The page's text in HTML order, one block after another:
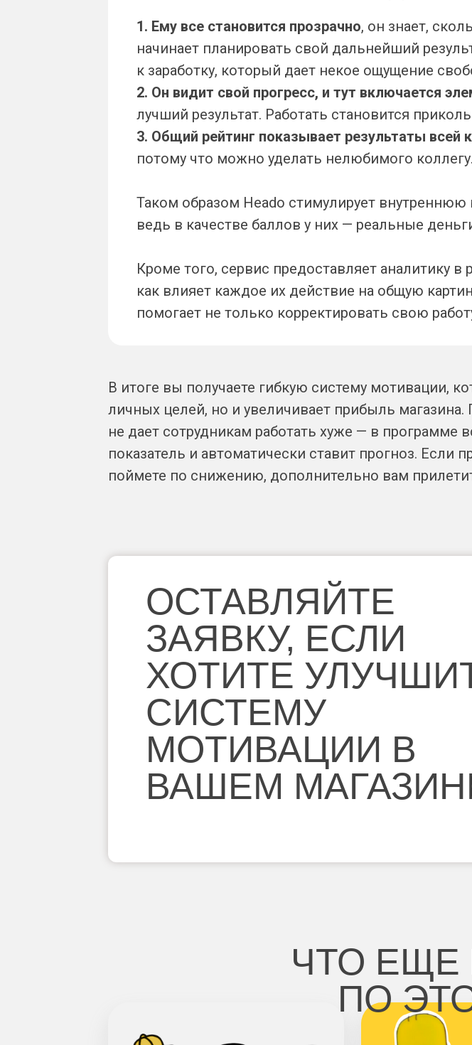
1. Ему все становится прозрачно, он знает,
начинает планировать свой дальнейший
к заработку, который дает некое ощущение
2. Он видит свой прогресс, и тут включается
лучший результат. Работать становится
3. Общий рейтинг показывает результаты всей
потому что можно уделать нелюбимого коллегу.
Таком образом Heado стимулирует
ведь в качестве баллов у них — реальные
Кроме того, сервис предоставляет аналитику
как влияет каждое их действие на общую
помогает не только корректировать свою
В итоге вы получаете гибкую систему мотивации,
личных целей, но и увеличивает прибыль
не дает сотрудникам работать хуже — в
показатель и автоматически ставит прогноз. Если
поймете по снижению, дополнительно вам
ОСТАВЛЯЙТЕ
ЗАЯВКУ, ЕСЛИ
ХОТИТЕ
СИСТЕМУ
МОТИВАЦИИ В
ВАШЕМ
ЧТО ЕЩЕ
ПО